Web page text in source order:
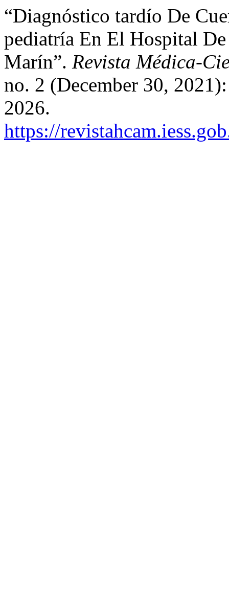
“Diagnóstico tardío De
pediatría En El Hospital
Marín”. Revista Médica-
no. 2 (December 30,
2026.
https://